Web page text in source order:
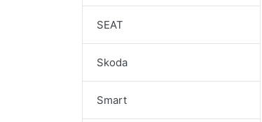
SEAT
Skoda
Smart